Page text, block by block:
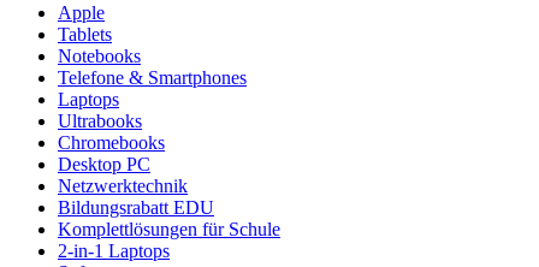
Apple
Tablets
Notebooks
Telefone & Smartphones
Laptops
Ultrabooks
Chromebooks
Desktop PC
Netzwerktechnik
Bildungsrabatt EDU
Komplettlösungen für Schule
2-in-1 Laptops